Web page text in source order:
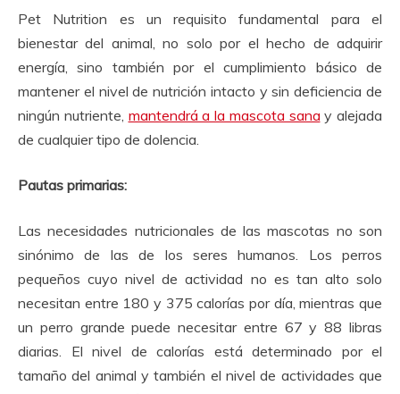
Pet Nutrition es un requisito fundamental para el
bienestar del animal, no solo por el hecho de adquirir
energía, sino también por el cumplimiento básico de
mantener el nivel de nutrición intacto y sin deficiencia de
ningún nutriente, mantendrá a la mascota sana y alejada
de cualquier tipo de dolencia.
Pautas primarias:
Las necesidades nutricionales de las mascotas no son
sinónimo de las de los seres humanos. Los perros
pequeños cuyo nivel de actividad no es tan alto solo
necesitan entre 180 y 375 calorías por día, mientras que
un perro grande puede necesitar entre 67 y 88 libras
diarias. El nivel de calorías está determinado por el
tamaño del animal y también el nivel de actividades que